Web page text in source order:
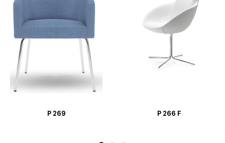
P 269 P 266 F